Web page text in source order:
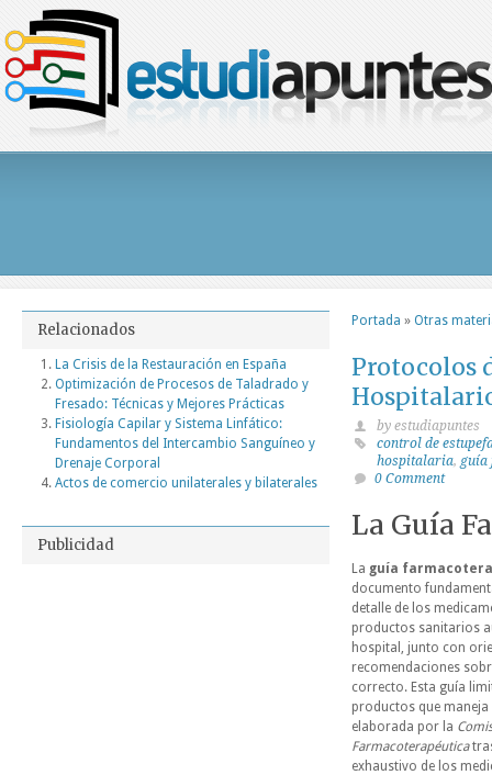
Portada » Otras
Protocolos
by estudiapuntes
control de
hospitalaria, guía
0 Comment
La Guía
La guía
documento
detalle de los
productos sanitarios
hospital, junto con
recomendaciones
correcto. Esta guía
productos que maneja
elaborada por la
Farmacoterapéutica
exhaustivo de los
Relacionados
La Crisis de la Restauración en España
Optimización de Procesos de Taladrado y
Fresado: Técnicas y Mejores Prácticas
Fisiología Capilar y Sistema Linfático:
Fundamentos del Intercambio Sanguíneo y
Drenaje Corporal
Actos de comercio unilaterales y bilaterales
Publicidad